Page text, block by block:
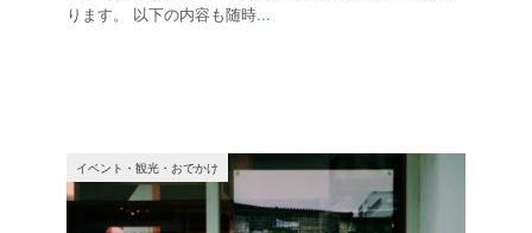
ります。 以下の内容も随時...
イベント・観光・おでかけ